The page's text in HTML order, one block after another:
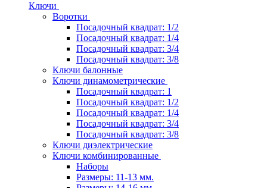
Ключи
Воротки
Посадочный квадрат: 1/2
Посадочный квадрат: 1/4
Посадочный квадрат: 3/4
Посадочный квадрат: 3/8
Ключи балонные
Ключи динамометрические
Посадочный квадрат: 1
Посадочный квадрат: 1/2
Посадочный квадрат: 1/4
Посадочный квадрат: 3/4
Посадочный квадрат: 3/8
Ключи диэлектрические
Ключи комбинированные
Наборы
Размеры: 11-13 мм.